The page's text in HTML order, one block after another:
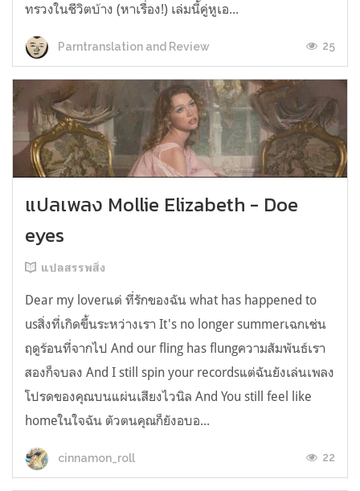
ทรวงในชีวิตบ้าง (หาเรื่อง!) เล่มนี้คู่หูเอ...
Parntranslation and Review 25
แปลเพลง Mollie Elizabeth - Doe
eyes
แปลสรรพสิ่ง
Dear my loverแด่ ที่รักของฉัน what has happened to
usสิ่งที่เกิดขึ้นระหว่างเรา It's no longer summerเฉกเช่น
ฤดูร้อนที่จากไป And our fling has flungความสัมพันธ์เรา
สองก็จบลง And I still spin your recordsแต่ฉันยังเล่นเพลง
โปรดของคุณบนแผ่นเสียงไวนิล And You still feel like
homeในใจฉัน ตัวตนคุณก็ยังอบอ...
cinnamon_roll 22